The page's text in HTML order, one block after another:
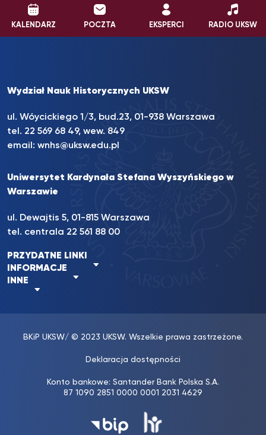
KALENDARZ POCZTA EKSPERCI RADIO UKSW
Wydział Nauk Historycznych UKSW
ul. Wóycickiego 1/3, bud.23, 01-938 Warszawa
tel. 22 569 68 49, wew. 849
email: wnhs@uksw.edu.pl
Uniwersytet Kardynała Stefana Wyszyńskiego w
Warszawie
ul. Dewajtis 5, 01-815 Warszawa
tel. centrala 22 561 88 00
PRZYDATNE LINKI
INFORMACJE
INNE
BKiP UKSW/ © 2023 UKSW. Wszelkie prawa zastrzeżone.
Deklaracja dostępności
Konto bankowe: Santander Bank Polska S.A.
87 1090 2851 0000 0001 2031 4629